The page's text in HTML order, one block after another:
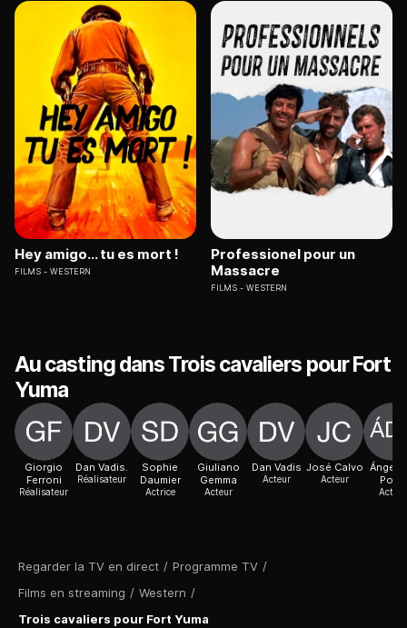
Regarder la TV en direct / Programme TV /
Films en streaming / Western /
Trois cavaliers pour Fort Yuma
Hey amigo... tu es mort !
FILMS WESTERN
Professionel pour un
Massacre
FILMS WESTERN
Au casting dans Trois cavaliers pour Fort
Yuma
Giorgio
Ferroni
Réalisateur
Dan Vadis.
Réalisateur
Sophie
Daumier
Actrice
Giuliano
Gemma
Acteur
Dan Vadis
Acteur
José Calvo
Acteur
Ángel
Pozo
Acteur